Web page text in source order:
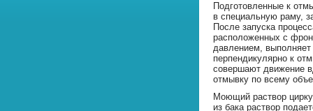
Подготовленные к
в специальную раму,
После запуска
расположенных с
давлением,
перпендикулярно к
совершают движение
отмывку по всему
Моющий раствор
из бака раствор